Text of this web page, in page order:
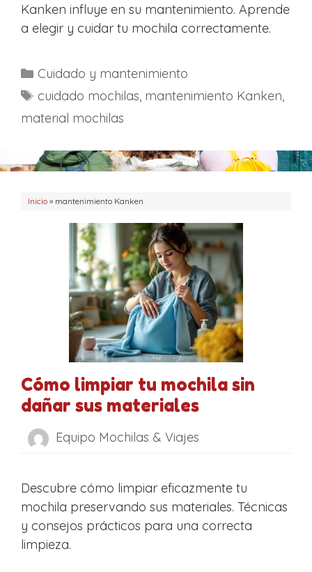
Kanken influye en su mantenimiento. Aprende
a elegir y cuidar tu mochila correctamente.
C
a
g
o
í
Cuidado y mantenimiento
E
t
q
u
t
cuidado mochilas, mantenimiento Kanken,
material mochilas
Inicio » mantenimiento Kanken
Cómo limpiar tu mochila sin
dañar sus materiales
Equipo Mochilas & Viajes
Descubre cómo limpiar eficazmente tu
mochila preservando sus materiales. Técnicas
y consejos prácticos para una correcta
limpieza.